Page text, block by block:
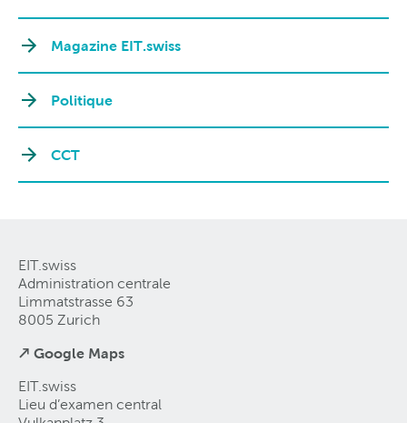
Magazine EIT.swiss
Politique
CCT
EIT.swiss
Administration centrale
Limmatstrasse 63
8005 Zurich
↗ Google Maps
EIT.swiss
Lieu d’examen central